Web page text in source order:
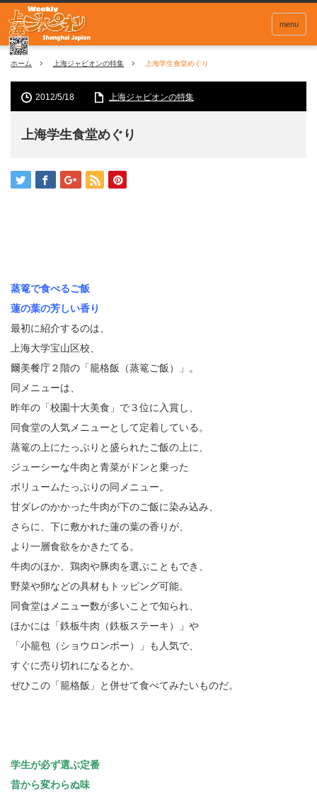
menu
ホーム 上海ジャピオンの特集 上海学生食堂めぐり
2012/5/18 上海ジャピオンの特集
上海学生食堂めぐり
蒸篭で食べるご飯
蓮の葉の芳しい香り
最初に紹介するのは、
上海大学宝山区校、
爾美餐庁２階の「籠格飯（蒸篭ご飯）」。
同メニューは、
昨年の「校園十大美食」で３位に入賞し、
同食堂の人気メニューとして定着している。
蒸篭の上にたっぷりと盛られたご飯の上に、
ジューシーな牛肉と青菜がドンと乗った
ボリュームたっぷりの同メニュー。
甘ダレのかかった牛肉が下のご飯に染み込み、
さらに、下に敷かれた蓮の葉の香りが、
より一層食欲をかきたてる。
牛肉のほか、鶏肉や豚肉を選ぶこともでき、
野菜や卵などの具材もトッピング可能。
同食堂はメニュー数が多いことで知られ、
ほかには「鉄板牛肉（鉄板ステーキ）」や
「小籠包（ショウロンポー）」も人気で、
すぐに売り切れになるとか。
ぜひこの「籠格飯」と併せて食べてみたいものだ。
学生が必ず選ぶ定番
昔から変わらぬ味